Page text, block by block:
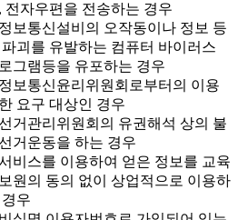
전자우편을 전송하는 경우
보통신설비의 오작동이나 정보 등
파괴를 유발하는 컴퓨터 바이러스
그램등을 유포하는 경우
보통신윤리위원회로부터의 이용
요구 대상인 경우
거관리위원회의 유권해석 상의 불
거운동을 하는 경우
비스를 이용하여 얻은 정보를 교육
원의 동의 없이 상업적으로 이용하
우